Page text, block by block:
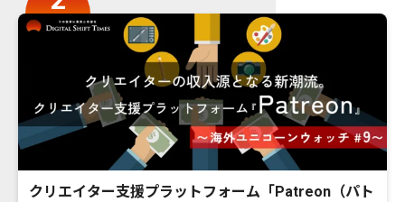
クリエイター支援プラットフォーム「Patreon（パト